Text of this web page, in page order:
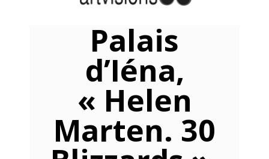
Palais
d’Iéna,
« Helen
Marten. 30
Inscrivez-vous à notre
Newsletter !
En continuant, vous acceptez de nous communiquer
votre adresse email pour l’envoi de la Newsletter. En
aucun cas elle ne sera transmise à un tiers.